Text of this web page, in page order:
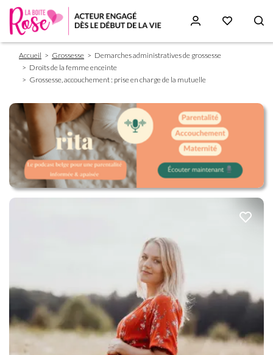
contenu
Fil
d'Ariane
Accueil Grossesse
Demarches administratives de grossesse
Droits de la femme enceinte
Grossesse, accouchement : prise en charge de la mutuelle